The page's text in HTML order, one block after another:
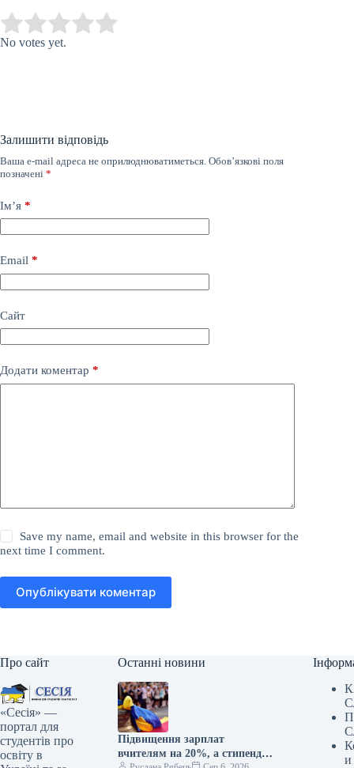
Rate this item:
No votes yet.
Залишити відповідь
Ваша e-mail адреса не оприлюднюватиметься. Обов’язкові поля
позначені *
Ім’я *
Email *
Сайт
Додати коментар *
Save my name, email and website in this browser for the
next time I comment.
Опублікувати коментар
Про сайт
«Сесія» —
портал для
студентів про
освіту в
Останні новини
Підвищення зарплат
вчителям на 20%, а стипендій
и